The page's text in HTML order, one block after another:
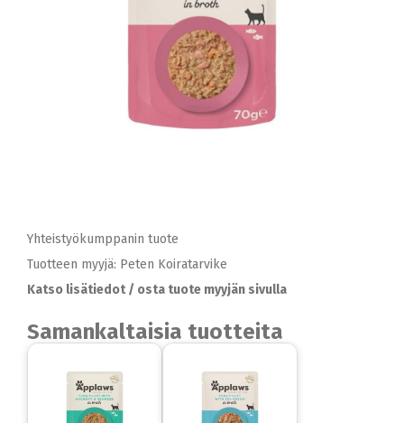
Yhteistyökumppanin tuote
Tuotteen myyjä: Peten Koiratarvike
Katso lisätiedot / osta tuote myyjän sivulla
Samankaltaisia tuotteita